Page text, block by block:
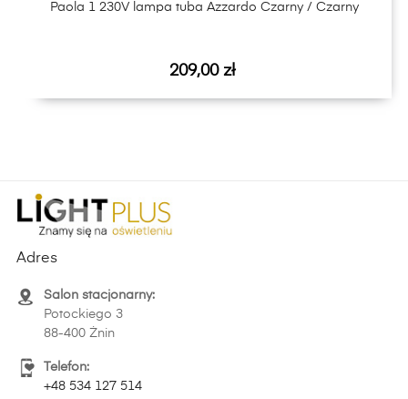
Paola 1 230V lampa tuba Azzardo Czarny / Czarny
Cena
209,00 zł
Adres
Salon stacjonarny:
Potockiego 3
88-400 Żnin
Telefon:
+48 534 127 514